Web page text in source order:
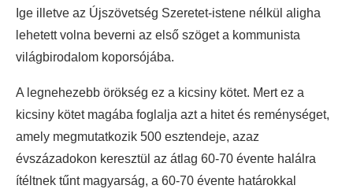
Ige illetve az Újszövetség Szeretet-istene nélkül aligha
lehetett volna beverni az első szöget a kommunista
világbirodalom koporsójába.
A legnehezebb örökség ez a kicsiny kötet. Mert ez a
kicsiny kötet magába foglalja azt a hitet és reménységet,
amely megmutatkozik 500 esztendeje, azaz
évszázadokon keresztül az átlag 60-70 évente halálra
ítéltnek tűnt magyarság, a 60-70 évente határokkal